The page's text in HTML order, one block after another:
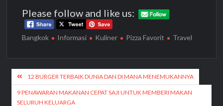
Please follow and like us:
Bangkok Informasi Kuliner Pizza Favorit Travel
Post
navigation
12 BURGER TERBAIK DUNIA DAN DI MANA MENEMUKANNYA
9 PENAWARAN MAKANAN CEPAT SAJI UNTUK MEMBERI MAKAN
SELURUH KELUARGA